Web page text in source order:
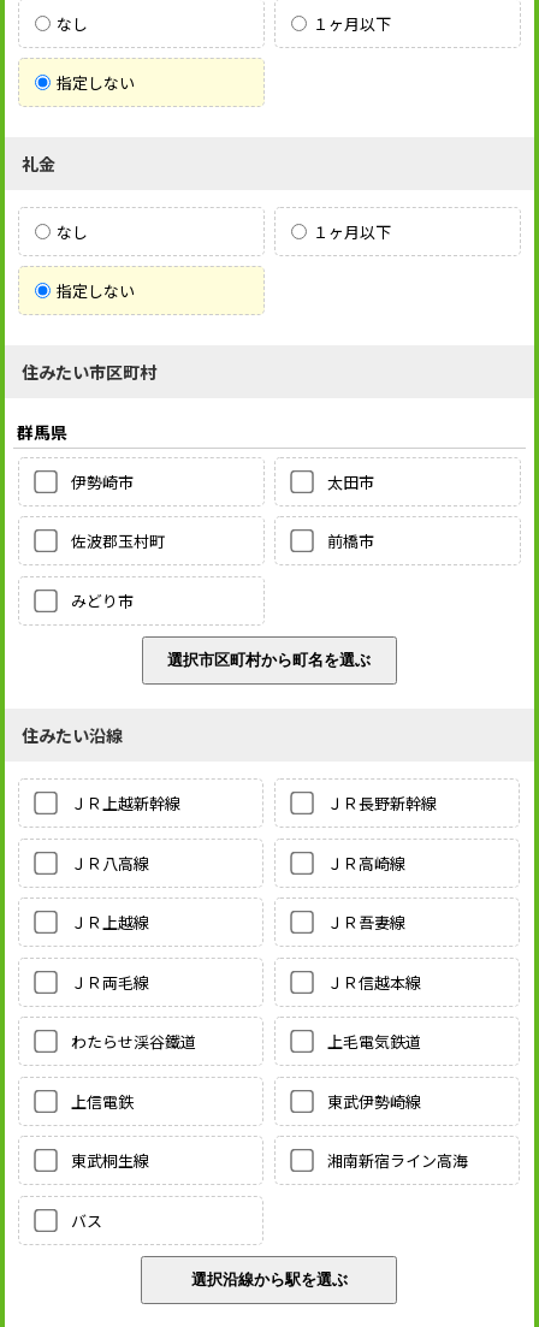
なし １ヶ月以下
指定しない
礼金
なし １ヶ月以下
指定しない
住みたい市区町村
群馬県
伊勢崎市 太田市
佐波郡玉村町 前橋市
みどり市
住みたい沿線
ＪＲ上越新幹線 ＪＲ長野新幹線
ＪＲ八高線 ＪＲ高崎線
ＪＲ上越線 ＪＲ吾妻線
ＪＲ両毛線 ＪＲ信越本線
わたらせ渓谷鐵道 上毛電気鉄道
上信電鉄 東武伊勢崎線
東武桐生線 湘南新宿ライン高海
バス